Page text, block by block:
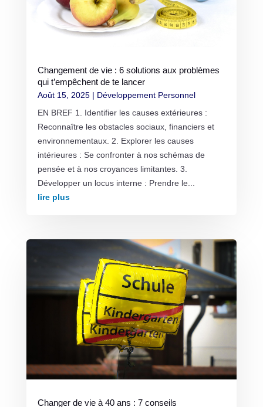
Changement de vie : 6 solutions aux problèmes
qui t’empêchent de te lancer
Août 15, 2025| Développement Personnel
EN BREF 1. Identifier les causes extérieures :
Reconnaître les obstacles sociaux, financiers et
environnementaux. 2. Explorer les causes
intérieures : Se confronter à nos schémas de
pensée et à nos croyances limitantes. 3.
Développer un locus interne : Prendre le...
lire plus
Changer de vie à 40 ans : 7 conseils